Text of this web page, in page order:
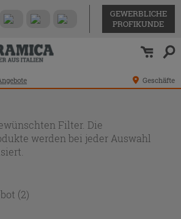
GEWERBLICHE
PROFIKUNDE
Geschäfte
Filter. Die
werden bei jeder Auswahl
(2)